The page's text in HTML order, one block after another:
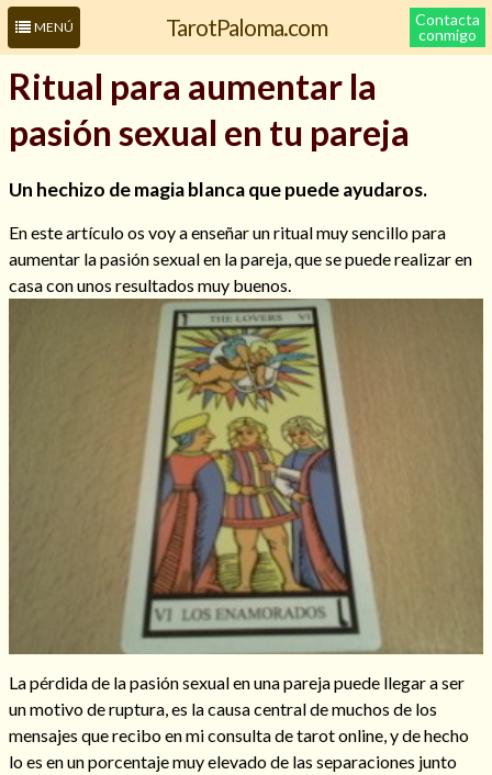
MENÚ TarotPaloma.com
Contacta
conmigo
Leer más sobre mí
Hechizos de amor
Ritual para aumentar la
pasión sexual en tu pareja
Un hechizo de magia blanca que puede ayudaros.
En este artículo os voy a enseñar un ritual muy sencillo para
aumentar la pasión sexual en la pareja, que se puede realizar en
casa con unos resultados muy buenos.
La pérdida de la pasión sexual en una pareja puede llegar a ser
un motivo de ruptura, es la causa central de muchos de los
mensajes que recibo en mi consulta de tarot online, y de hecho
lo es en un porcentaje muy elevado de las separaciones junto